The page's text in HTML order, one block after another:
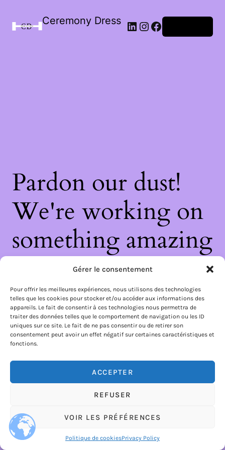
Gérer le consentement
Pour offrir les meilleures expériences, nous utilisons des technologies
telles que les cookies pour stocker et/ou accéder aux informations des
appareils. Le fait de consentir à ces technologies nous permettra de
traiter des données telles que le comportement de navigation ou les ID
uniques sur ce site. Le fait de ne pas consentir ou de retirer son
consentement peut avoir un effet négatif sur certaines caractéristiques et
fonctions.
ACCEPTER
REFUSER
VOIR LES PRÉFÉRENCES
Politique de cookiesPrivacy Policy
Ceremony Dress
Pardon our dust!
We're working on
something amazing
— check back soon!